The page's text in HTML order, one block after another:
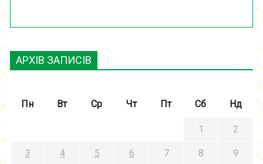
АРХІВ ЗАПИСІВ
Пн Вт Ср Чт Пт Сб Нд
1 2
3 4 5 6 7 8 9